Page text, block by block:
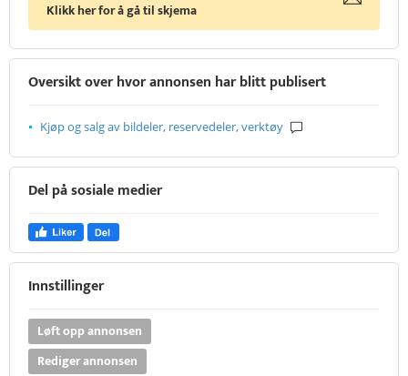
Klikk her for å gå til skjema
Oversikt over hvor annonsen har blitt publisert
Kjøp og salg av bildeler, reservedeler, verktøy
Del på sosiale medier
Innstillinger
Løft opp annonsen
Rediger annonsen